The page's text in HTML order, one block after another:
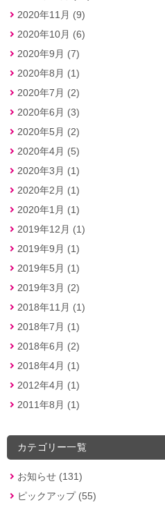
2020年11月 (9)
2020年10月 (6)
2020年9月 (7)
2020年8月 (1)
2020年7月 (2)
2020年6月 (3)
2020年5月 (2)
2020年4月 (5)
2020年3月 (1)
2020年2月 (1)
2020年1月 (1)
2019年12月 (1)
2019年9月 (1)
2019年5月 (1)
2019年3月 (2)
2018年11月 (1)
2018年7月 (1)
2018年6月 (2)
2018年4月 (1)
2012年4月 (1)
2011年8月 (1)
カテゴリー一覧
お知らせ (131)
ピックアップ (55)